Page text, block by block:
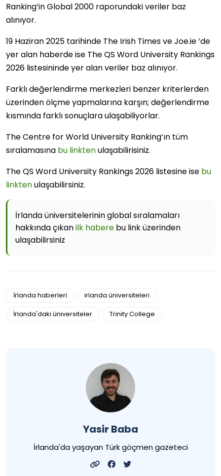
Ranking’in Global 2000 raporundaki veriler baz
alınıyor.
19 Haziran 2025 tarihinde The Irish Times ve Joe.ie ‘de
yer alan haberde ise The QS Word University Rankings
2026 listesininde yer alan veriler baz alınıyor.
Farklı değerlendirme merkezleri benzer kriterlerden
üzerinden ölçme yapmalarına karşın; değerlendirme
kısmında farklı sonuçlara ulaşabiliyorlar.
The Centre for World University Ranking’ın tüm
sıralamasına bu linktenulaşabilirisiniz.
The QS Word University Rankings 2026 listesine ise bu
linktenulaşabilirsiniz.
İrlanda üniversitelerinin global sıralamaları
hakkında çıkanilk habere bu link üzerinden
ulaşabilirsiniz
İrlanda haberleri
irlanda üniversiteleri
İrlanda'daki üniversiteler
Trinity College
Yasir Baba
İrlanda'da yaşayan Türk göçmen gazeteci